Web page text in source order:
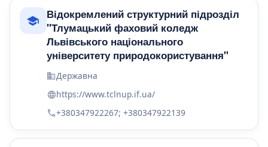
Відокремлений структурний підрозділ
"Тлумацький фаховий коледж
Львівського національного
університету природокористування"
Державна
https://www.tclnup.if.ua/
+380347922267; +380347922139